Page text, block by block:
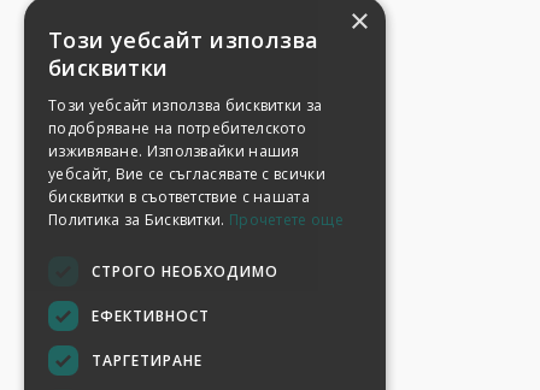
×
Този уебсайт използва
бисквитки
Този уебсайт използва бисквитки за
подобряване на потребителското
изживяване. Използвайки нашия
уебсайт, Вие се съгласявате с всички
бисквитки в съответствие с нашата
Политика за Бисквитки. Прочетете още
СТРОГО НЕОБХОДИМО
ЕФЕКТИВНОСТ
ТАРГЕТИРАНЕ